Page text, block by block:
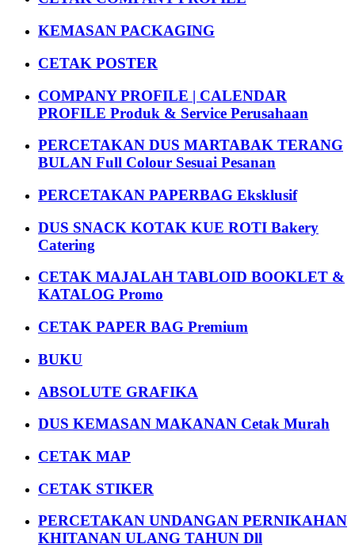
KEMASAN PACKAGING
CETAK POSTER
COMPANY PROFILE | CALENDAR
PROFILE Produk & Service Perusahaan
PERCETAKAN DUS MARTABAK TERANG
BULAN Full Colour Sesuai Pesanan
PERCETAKAN PAPERBAG Eksklusif
DUS SNACK KOTAK KUE ROTI Bakery
Catering
CETAK MAJALAH TABLOID BOOKLET &
KATALOG Promo
CETAK PAPER BAG Premium
BUKU
ABSOLUTE GRAFIKA
DUS KEMASAN MAKANAN Cetak Murah
CETAK MAP
CETAK STIKER
PERCETAKAN UNDANGAN PERNIKAHAN
KHITANAN ULANG TAHUN Dll